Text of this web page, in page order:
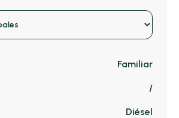
Familiar
/
Diésel